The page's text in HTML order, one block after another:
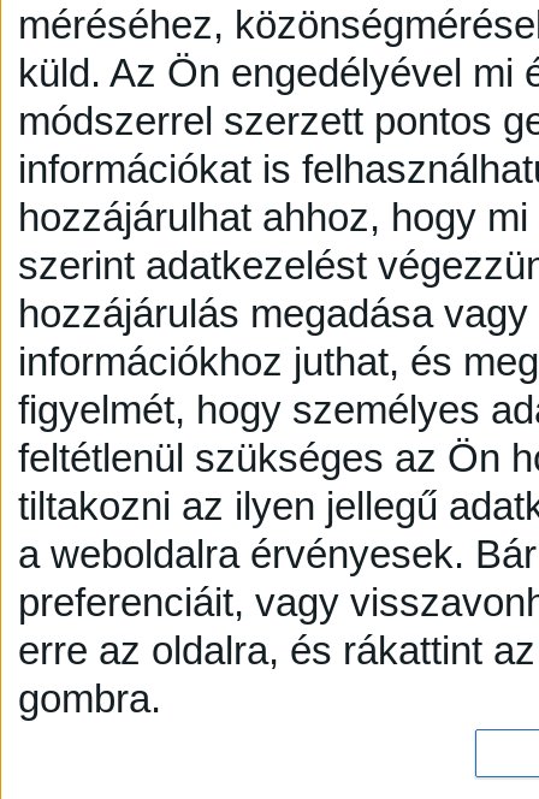
méréséhez,
küld. Az Ön engedélyével mi
módszerrel szerzett pontos
információkat is
hozzájárulhat ahhoz, hogy
szerint adatkezelést
hozzájárulás megadása
információkhoz juthat, és
figyelmét, hogy személyes
feltétlenül szükséges az Ön
tiltakozni az ilyen jellegű
a weboldalra érvényesek.
preferenciáit, vagy
erre az oldalra, és rákattint
gombra.